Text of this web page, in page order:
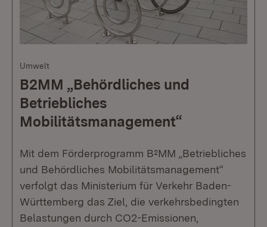
Umwelt
B2MM „Behördliches und
Betriebliches
Mobilitätsmanagement“
Mit dem Förderprogramm B²MM „Betriebliches
und Behördliches Mobilitätsmanagement“
verfolgt das Ministerium für Verkehr Baden-
Württemberg das Ziel, die verkehrsbedingten
Belastungen durch CO2-Emissionen,